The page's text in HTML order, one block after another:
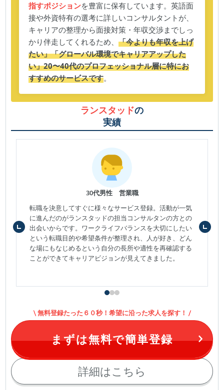
指すポジションを豊富に保有しています。英語面
接や外資特有の選考に詳しいコンサルタントが、
キャリアの整理から面接対策・年収交渉までしっ
かり伴走してくれるため、「今よりも年収を上げ
たい」「グローバル環境でキャリアアップした
い」20〜40代のプロフェッショナル層に特にお
すすめのサービスです。
ランスタッドの
実績
30代男性 営業職
転職を決意してすぐに様々なサービス登録。活動が一気
に進んだのがランスタッドの担当コンサルタンの方との
出会いからです。ワークライフバランスを大切にしたい
という転職目的や希望条件が整理され、人が好き、どん
な場にもなじめるという自分の長所や適性を再確認する
ことができてキャリアビジョンが見えてきました。
詳細はこちら
無料登録たった６０秒！希望に沿った求人を探す！
まずは無料で簡単登録